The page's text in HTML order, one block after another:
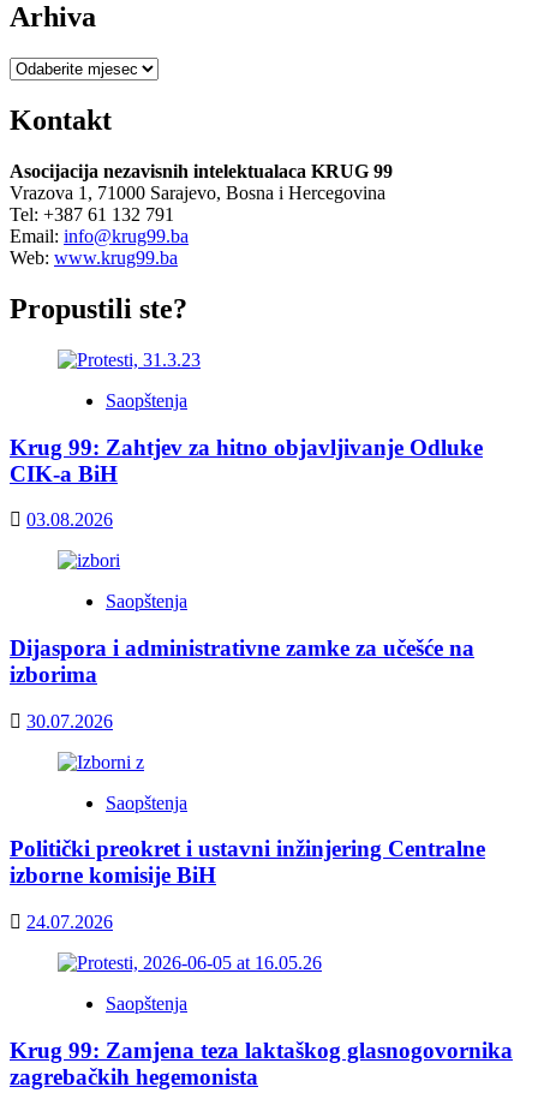
Arhiva
Arhiva
Kontakt
Asocijacija nezavisnih intelektualaca KRUG 99
Vrazova 1, 71000 Sarajevo, Bosna i Hercegovina
Tel: +387 61 132 791
Email: info@krug99.ba
Web: www.krug99.ba
Propustili ste?
Saopštenja
Krug 99: Zahtjev za hitno objavljivanje Odluke
CIK-a BiH
03.08.2026
Saopštenja
Dijaspora i administrativne zamke za učešće na
izborima
30.07.2026
Saopštenja
Politički preokret i ustavni inžinjering Centralne
izborne komisije BiH
24.07.2026
Saopštenja
Krug 99: Zamjena teza laktaškog glasnogovornika
zagrebačkih hegemonista